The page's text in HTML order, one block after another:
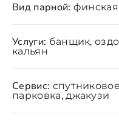
Вид парной:
Услуги: банщик,
кальян
Сервис:
парковка, джакузи